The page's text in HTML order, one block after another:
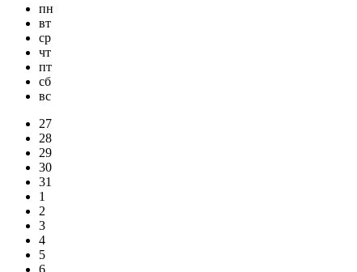
пн
вт
ср
чт
пт
сб
вс
27
28
29
30
31
1
2
3
4
5
6